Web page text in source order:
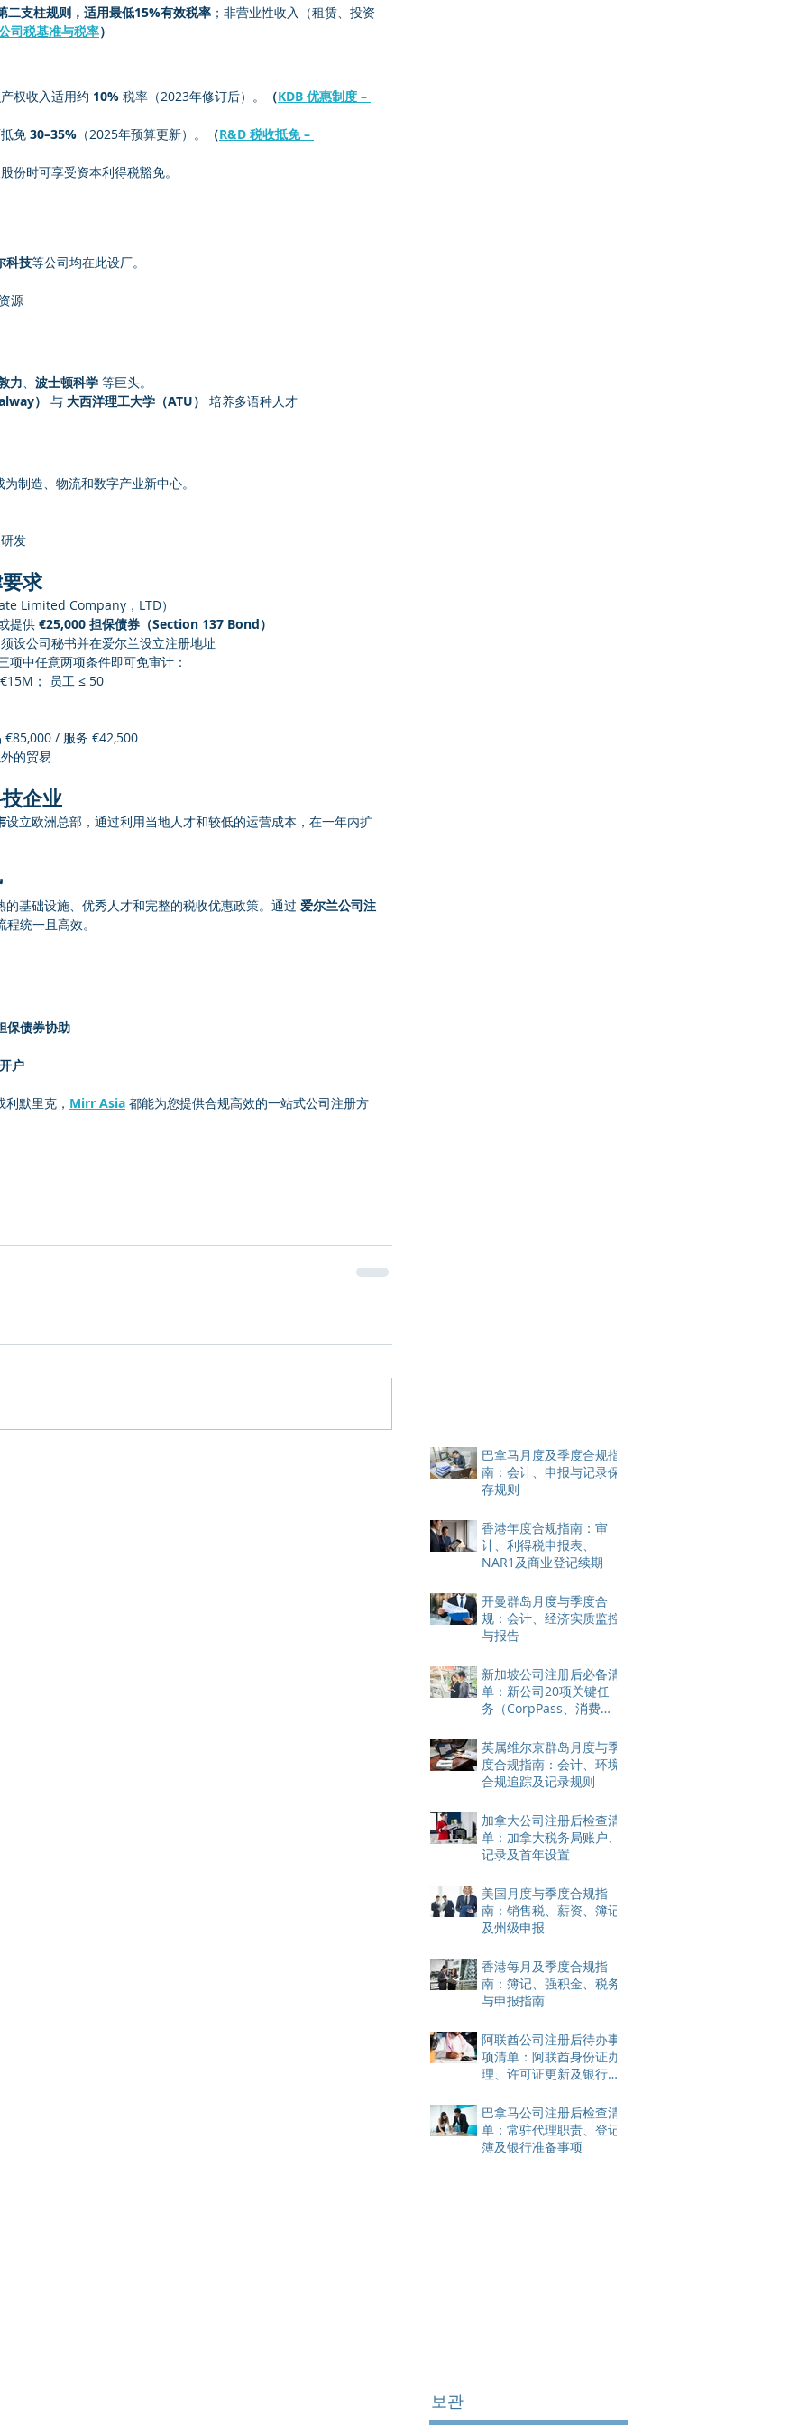
二支柱规则，适用最低15%有效税率 ；非营业性收入（租赁、投资
司税基准与税率）
权收入适用约 10% 税率（2023年修订后）。 （KDB 优惠制度 –
免 30–35% （2025年预算更新）。 （R&D 税收抵免 –
份时可享受资本利得税豁免。
科技等公司均在此设厂。
源
力、 波士顿科学 等巨头。
）
与 大西洋理工大学（ATU）
培养多语种人才
为制造、物流和数字产业新中心。
发
求
Limited Company，LTD）
提供 €25,000 担保债券（Section 137 Bond）
设公司秘书并在爱尔兰设立注册地址
项中任意两项条件即可免审计：
； 员工 ≤ 50
€85,000 / 服务 €42,500
的贸易
企业
设立欧洲总部，通过利用当地人才和较低的运营成本，在一年内扩
的基础设施、优秀人才和完整的税收优惠政策。通过 爱尔兰公司注
程统一且高效。
保债券协助
户
默里克， Mirr Asia 都能为您提供合规高效的一站式公司注册方
巴拿马月度及季度合规指
南：会计、申报与记录保
存规则
香港年度合规指南：审
计、利得税申报表、
NAR1及商业登记续期
开曼群岛月度与季度合
规：会计、经济实质监控
与报告
新加坡公司注册后必备清
单：新公司20项关键任
务（CorpPass、消费
英属维尔京群岛月度与季
度合规指南：会计、环境
合规追踪及记录规则
加拿大公司注册后检查清
单：加拿大税务局账户、
记录及首年设置
美国月度与季度合规指
南：销售税、薪资、簿记
及州级申报
香港每月及季度合规指
南：簿记、强积金、税务
与申报指南
阿联酋公司注册后待办事
项清单：阿联酋身份证办
理、许可证更新及银行账
巴拿马公司注册后检查清
单：常驻代理职责、登记
簿及银行准备事项
보관